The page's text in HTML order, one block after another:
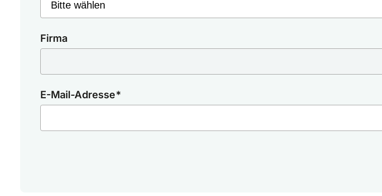
Firma
E-Mail-Adresse*